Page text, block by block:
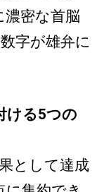
濃密な首脳
字が雄弁に
ける5つの
として達成